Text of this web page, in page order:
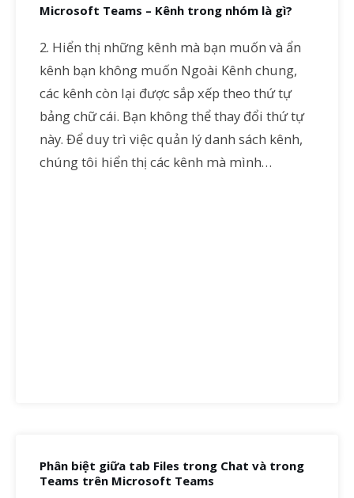
Microsoft Teams – Kênh trong nhóm là gì?
2. Hiển thị những kênh mà bạn muốn và ẩn
kênh bạn không muốn Ngoài Kênh chung,
các kênh còn lại được sắp xếp theo thứ tự
bảng chữ cái. Bạn không thể thay đổi thứ tự
này. Để duy trì việc quản lý danh sách kênh,
chúng tôi hiển thị các kênh mà mình…
Phân biệt giữa tab Files trong Chat và trong
Teams trên Microsoft Teams